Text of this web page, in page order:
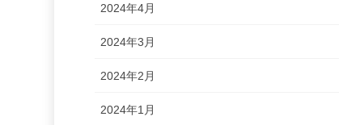
2024年4月
2024年3月
2024年2月
2024年1月